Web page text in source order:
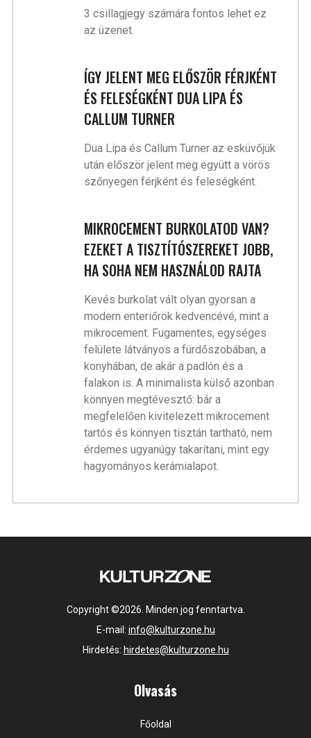
3 csillagjegy számára fontos lehet ez
az üzenet.
ÍGY JELENT MEG ELŐSZÖR FÉRJKÉNT
ÉS FELESÉGKÉNT DUA LIPA ÉS
CALLUM TURNER
Dua Lipa és Callum Turner az esküvőjük
után először jelent meg együtt a vörös
szőnyegen férjként és feleségként.
MIKROCEMENT BURKOLATOD VAN?
EZEKET A TISZTÍTÓSZEREKET JOBB,
HA SOHA NEM HASZNÁLOD RAJTA
Kevés burkolat vált olyan gyorsan a
modern enteriőrök kedvencévé, mint a
mikrocement. Fugamentes, egységes
felülete látványos a fürdőszobában, a
konyhában, de akár a padlón és a
falakon is. A minimalista külső azonban
könnyen megtévesztő: bár a
megfelelően kivitelezett mikrocement
tartós és könnyen tisztán tartható, nem
érdemes ugyanúgy takarítani, mint egy
hagyományos kerámialapot.
Copyright ©2026. Minden jog fenntartva.
E-mail: info@kulturzone.hu
Hirdetés: hirdetes@kulturzone.hu
Olvasás
Főoldal